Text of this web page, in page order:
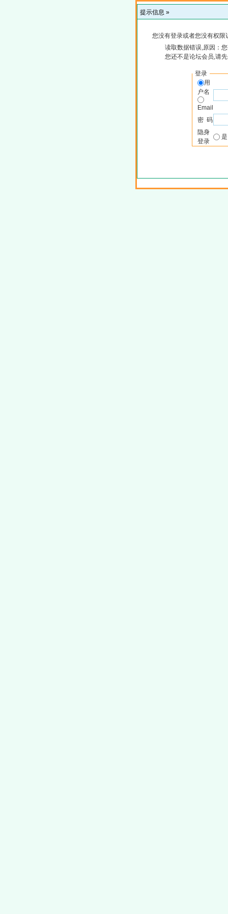
提示信息 »
您没有登录或者您没有权
读取数据错误,原因：
您还不是论坛会员,请
登录
用
户名
Email
密 码
隐身
登录